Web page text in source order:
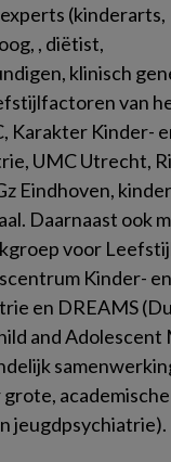
(kinderarts,
, diëtist,
klinisch
van
Karakter Kinder-
UMC Utrecht,
Eindhoven,
Daarnaast ook
voor
Kinder- en
en DREAMS
and Adolescent
jeugdpsychiatrie).